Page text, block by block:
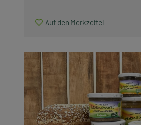
Auf den Merkzettel
Alle anzeigen